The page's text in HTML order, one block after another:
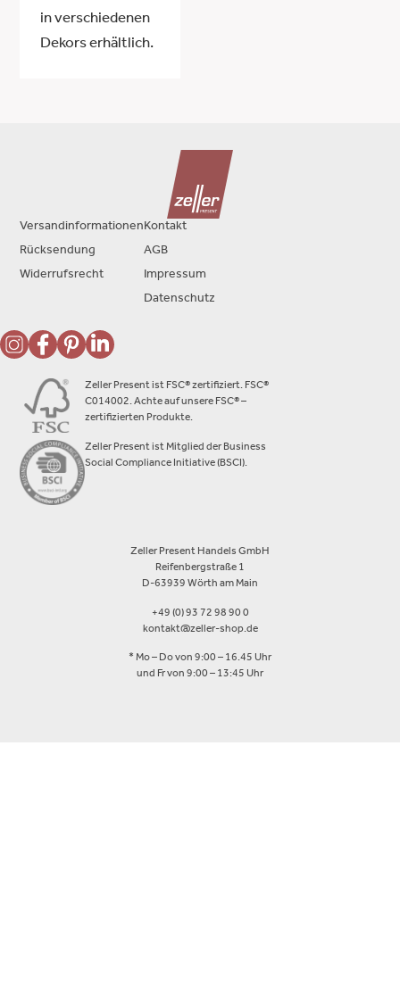
in verschiedenen
Dekors erhältlich.
Zeller Present ist FSC® zertifiziert. FSC®
C014002. Achte auf unsere FSC® –
zertifizierten Produkte.
Zeller Present ist Mitglied der Business
Social Compliance Initiative (BSCI).
Zeller Present Handels GmbH
Reifenbergstraße 1
D-63939 Wörth am Main
+49 (0) 93 72 98 90 0
kontakt@zeller-shop.de
* Mo – Do von 9:00 – 16.45 Uhr
und Fr von 9:00 – 13:45 Uhr
Versandinformationen
Rücksendung
Widerrufsrecht
Kontakt
AGB
Impressum
Datenschutz